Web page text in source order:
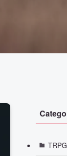
TRPG